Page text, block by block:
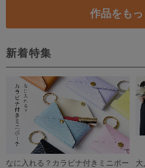
作品をも
新着特集
なに入れる？カラビナ付きミニポー